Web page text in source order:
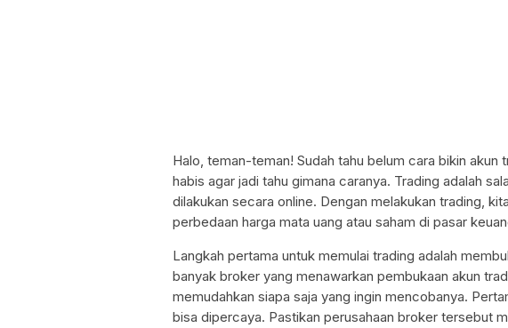
Halo, teman-teman! Sudah tahu belum cara bikin akun
habis agar jadi tahu gimana caranya. Trading adalah
dilakukan secara online. Dengan melakukan trading,
perbedaan harga mata uang atau saham di pasar
Langkah pertama untuk memulai trading adalah
banyak broker yang menawarkan pembukaan akun
memudahkan siapa saja yang ingin mencobanya.
bisa dipercaya. Pastikan perusahaan broker tersebut